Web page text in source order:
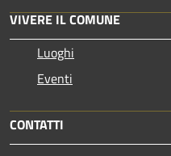
VIVERE IL COMUNE
Luoghi
Eventi
CONTATTI